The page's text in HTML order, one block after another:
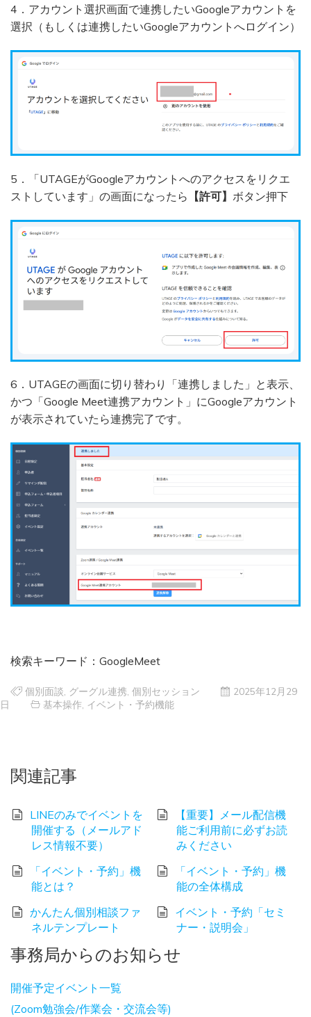
4．アカウント選択画面で連携したいGoogleアカウントを
選択（もしくは連携したいGoogleアカウントへログイン）
5．「UTAGEがGoogleアカウントへのアクセスをリクエ
ストしています」の画面になったら 【許可】 ボタン押下
6．UTAGEの画面に切り替わり「連携しました」と表示、
かつ「Google Meet連携アカウント」にGoogleアカウント
が表示されていたら連携完了です。
検索キーワード：GoogleMeet
個別面談 グーグル連携 個別セッション
2025年12月29
日
基本操作 イベント・予約機能
関連記事
LINEのみでイベントを
開催する（メールアド
レス情報不要）
【重要】メール配信機
能ご利用前に必ずお読
みください
「イベント・予約」機
能とは？
「イベント・予約」機
能の全体構成
かんたん個別相談ファ
ネルテンプレート
イベント・予約「セミ
ナー・説明会」
事務局からのお知らせ
開催予定イベント一覧
(Zoom勉強会/作業会・交流会等)